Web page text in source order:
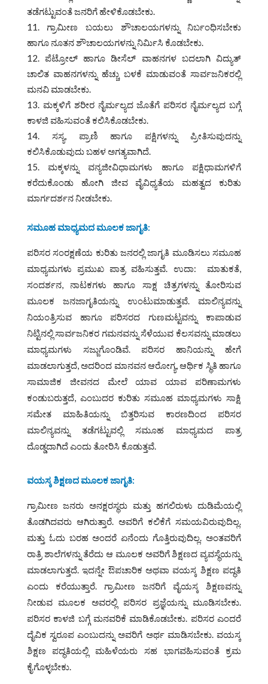
ತಡೆಗಟ್ಟುವಂತೆ ಜನರಿಗೆ ಹೇಳಿಕೊಡಬೇಕು.
ಗ್ರಾಮೀಣ ಬಯಲು ಶೌಚಾಲಯಗಳನ್ನು ನಿರ್ಬಂಧಿಸಬೇಕು
ಹಾಗೂ ನೂತನ ಶೌಚಾಲಯಗಳನ್ನು ನಿರ್ಮಿಸಿ ಕೊಡಬೇಕು.
ಪೆಟ್ರೋಲ್ ಹಾಗೂ ಡೀಸೆಲ್ ವಾಹನಗಳ ಬದಲಾಗಿ ವಿದ್ಯುತ್
ಚಾಲಿತ ವಾಹನಗಳನ್ನು ಹೆಚ್ಚು ಬಳಕೆ ಮಾಡುವಂತೆ ಸಾರ್ವಜನಿಕರಲ್ಲಿ
ಮನವಿ ಮಾಡಬೇಕು.
ಮಕ್ಕಳಿಗೆ ಶರೀರ ನೈರ್ಮಲ್ಯದ ಜೊತೆಗೆ ಪರಿಸರ ನೈರ್ಮಲ್ಯದ ಬಗ್ಗೆ
ಕಾಳಜಿ ವಹಿಸುವಂತೆ ಕಲಿಸಿಕೊಡಬೇಕು.
ಸಸ್ಯ, ಪ್ರಾಣಿ ಹಾಗೂ ಪಕ್ಷಿಗಳನ್ನು ಪ್ರೀತಿಸುವುದನ್ನು
ಕಲಿಸಿಕೊಡುವುದು ಬಹಳ ಅಗತ್ಯವಾಗಿದೆ.
ಮಕ್ಕಳನ್ನು ವನ್ಯಜೀವಿಧಾಮಗಳು ಹಾಗೂ ಪಕ್ಷಿಧಾಮಗಳಿಗೆ
ಕರೆದುಕೊಂಡು ಹೋಗಿ ಜೀವ ವೈವಿಧ್ಯತೆಯ ಮಹತ್ವದ ಕುರಿತು
ಮಾರ್ಗದರ್ಶನ ನೀಡಬೇಕು.
ಸಮೂಹ ಮಾಧ್ಯಮದ ಮೂಲಕ ಜಾಗೃತಿ:
ಪರಿಸರ ಸಂರಕ್ಷಣೆಯ ಕುರಿತು ಜನರಲ್ಲಿ ಜಾಗೃತಿ ಮೂಡಿಸಲು ಸಮೂಹ
ಮಾಧ್ಯಮಗಳು ಪ್ರಮುಖ ಪಾತ್ರ ವಹಿಸುತ್ತವೆ. ಉದಾ: ಮಾತುಕತೆ,
ಸಂದರ್ಶನ, ನಾಟಕಗಳು ಹಾಗೂ ಸಾಕ್ಷ ಚಿತ್ರಗಳನ್ನು ತೋರಿಸುವ
ಮೂಲಕ ಜನಜಾಗೃತಿಯನ್ನು ಉಂಟುಮಾಡುತ್ತವೆ. ಮಾಲಿನ್ಯವನ್ನು
ನಿಯಂತ್ರಿಸುವ ಹಾಗೂ ಪರಿಸರದ ಗುಣಮಟ್ಟವನ್ನು ಕಾಪಾಡುವ
ನಿಟ್ಟಿನಲ್ಲಿ ಸಾರ್ವಜನಿಕರ ಗಮನವನ್ನು ಸೆಳೆಯುವ ಕೆಲಸವನ್ನು ಮಾಡಲು
ಮಾಧ್ಯಮಗಳು ಸಜ್ಜುಗೊಂಡಿವೆ. ಪರಿಸರ ಹಾನಿಯನ್ನು ಹೇಗೆ
ಮಾಡಲಾಗುತ್ತದೆ, ಅದರಿಂದ ಮಾನವನ ಆರೋಗ್ಯ, ಆರ್ಥಿಕ ಸ್ಥಿತಿ ಹಾಗೂ
ಸಾಮಾಜಿಕ ಜೀವನದ ಮೇಲೆ ಯಾವ ಯಾವ ಪರಿಣಾಮಗಳು
ಕಂಡುಬರುತ್ತದೆ, ಎಂಬುದರ ಕುರಿತು ಸಮೂಹ ಮಾಧ್ಯಮಗಳು ಸಾಕ್ಷಿ
ಸಮೇತ ಮಾಹಿತಿಯನ್ನು ಬಿತ್ತರಿಸುವ ಕಾರಣದಿಂದ ಪರಿಸರ
ಮಾಲಿನ್ಯವನ್ನು ತಡೆಗಟ್ಟುವಲ್ಲಿ ಸಮೂಹ ಮಾಧ್ಯಮದ ಪಾತ್ರ
ದೊಡ್ಡದಾಗಿದೆ ಎಂದು ತೋರಿಸಿ ಕೊಡುತ್ತವೆ.
ವಯಸ್ಕ ಶಿಕ್ಷಣದ ಮೂಲಕ ಜಾಗೃತಿ:
ಗ್ರಾಮೀಣ ಜನರು ಅನಕ್ಷರಸ್ಥರು ಮತ್ತು ಹಗಲಿರುಳು ದುಡಿಮೆಯಲ್ಲಿ
ತೊಡಗಿದವರು ಆಗಿರುತ್ತಾರೆ. ಅವರಿಗೆ ಕಲಿಕೆಗೆ ಸಮಯವಿರುವುದಿಲ್ಲ.
ಮತ್ತು ಓದು ಬರಹ ಅಂದರೆ ಏನೆಂದು ಗೊತ್ತಿರುವುದಿಲ್ಲ. ಅಂತವರಿಗೆ
ರಾತ್ರಿ ಶಾಲೆಗಳನ್ನು ತೆರೆದು ಆ ಮೂಲಕ ಅವರಿಗೆ ಶಿಕ್ಷಣದ ವ್ಯವಸ್ಥೆಯನ್ನು
ಮಾಡಲಾಗುತ್ತದೆ. ಇದನ್ನೇ ಔಪಚಾರಿಕ ಅಥವಾ ವಯಸ್ಕ ಶಿಕ್ಷಣ ಪದ್ಧತಿ
ಎಂದು ಕರೆಯುತ್ತಾರೆ. ಗ್ರಾಮೀಣ ಜನರಿಗೆ ವೈಯಸ್ಕ ಶಿಕ್ಷಣವನ್ನು
ನೀಡುವ ಮೂಲಕ ಅವರಲ್ಲಿ ಪರಿಸರ ಪ್ರಜ್ಞೆಯನ್ನು ಮೂಡಿಸಬೇಕು.
ಪರಿಸರ ಕಾಳಜಿ ಬಗ್ಗೆ ಮನವರಿಕೆ ಮಾಡಿಕೊಡಬೇಕು. ಪರಿಸರ ಎಂದರೆ
ದೈವಿಕ ಸ್ವರೂಪ ಎಂಬುದನ್ನು ಅವರಿಗೆ ಅರ್ಥ ಮಾಡಿಸಬೇಕು. ವಯಸ್ಕ
ಶಿಕ್ಷಣ ಪದ್ಧತಿಯಲ್ಲಿ ಮಹಿಳೆಯರು ಸಹ ಭಾಗವಹಿಸುವಂತೆ ಕ್ರಮ
ಕೈಗೊಳ್ಳಬೇಕು.